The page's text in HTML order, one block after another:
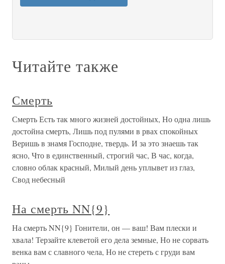
Читайте также
Смерть
Смерть Есть так много жизней достойных, Но одна лишь
достойна смерть, Лишь под пулями в рвах спокойных
Веришь в знамя Господне, твердь. И за это знаешь так
ясно, Что в единственный, строгий час, В час, когда,
словно облак красный, Милый день уплывет из глаз,
Свод небесный
На смерть NN{9}
На смерть NN{9} Гонители, он — ваш! Вам плески и
хвала! Терзайте клеветой его дела земные, Но не сорвать
венка вам с славного чела, Но не стереть с груди вам